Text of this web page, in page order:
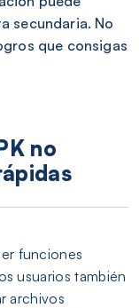
secundaria. No
que consigas
no
funciones
usuarios también
archivos